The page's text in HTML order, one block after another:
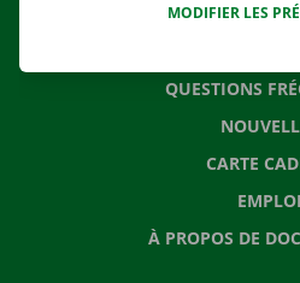
QUESTIONS
CARTE
EMPLOI
À PROPOS DE
MODIFIER LES